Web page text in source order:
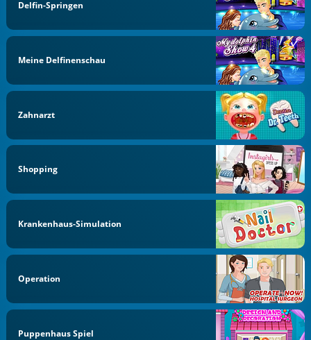
Delfin-Springen
Meine Delfinenschau
Zahnarzt
Shopping
Krankenhaus-Simulation
Operation
Puppenhaus Spiel